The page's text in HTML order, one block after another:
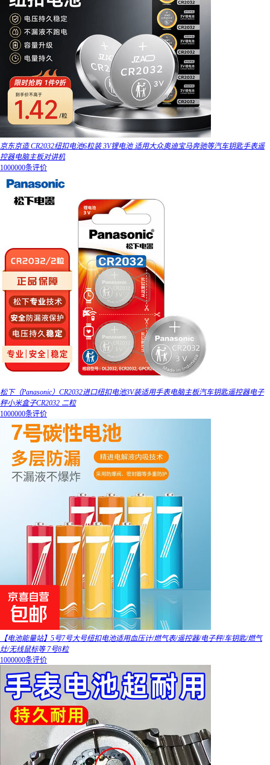
京东京造 CR2032纽扣电池6粒装 3V锂电池 适用大众奥迪宝马奔驰等汽车钥匙手表遥
控器电脑主板对讲机
1000000条评价
松下（Panasonic）CR2032进口纽扣电池3V装适用手表电脑主板汽车钥匙遥控器电子
秤小米盒子CR2032 二粒
1000000条评价
【电池能量站】5号7号大号纽扣电池适用血压计/燃气表/遥控器/电子秤/车钥匙/燃气
灶/无线鼠标等 7号8粒
1000000条评价